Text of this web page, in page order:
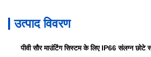
उत्पाद विवरण
पीवी सौर माउंटिंग सिस्टम के लिए IP66 संलग्न छोटे